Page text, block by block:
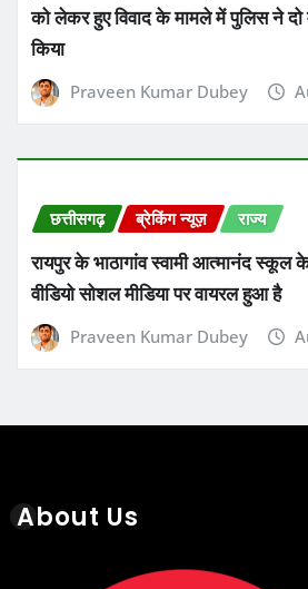
को लेकर हुए विवाद के मामले में पुलिस ने दो
किया
Praveen Kumar Dubey
छत्तीसगढ़ ब्रेकिंग न्यूज़ राज्य
रायपुर के भाठागांव स्वामी आत्मानंद स्कूल
वीडियो सोशल मीडिया पर वायरल हुआ है
Praveen Kumar Dubey
About Us